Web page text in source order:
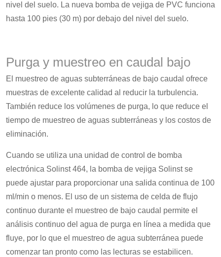
nivel del suelo. La nueva bomba de vejiga de PVC funciona
hasta 100 pies (30 m) por debajo del nivel del suelo.
Purga y muestreo en caudal bajo
El muestreo de aguas subterráneas de bajo caudal ofrece
muestras de excelente calidad al reducir la turbulencia.
También reduce los volúmenes de purga, lo que reduce el
tiempo de muestreo de aguas subterráneas y los costos de
eliminación.
Cuando se utiliza una unidad de control de bomba
electrónica Solinst 464, la bomba de vejiga Solinst se
puede ajustar para proporcionar una salida continua de 100
ml/min o menos. El uso de un sistema de celda de flujo
continuo durante el muestreo de bajo caudal permite el
análisis continuo del agua de purga en línea a medida que
fluye, por lo que el muestreo de agua subterránea puede
comenzar tan pronto como las lecturas se estabilicen.